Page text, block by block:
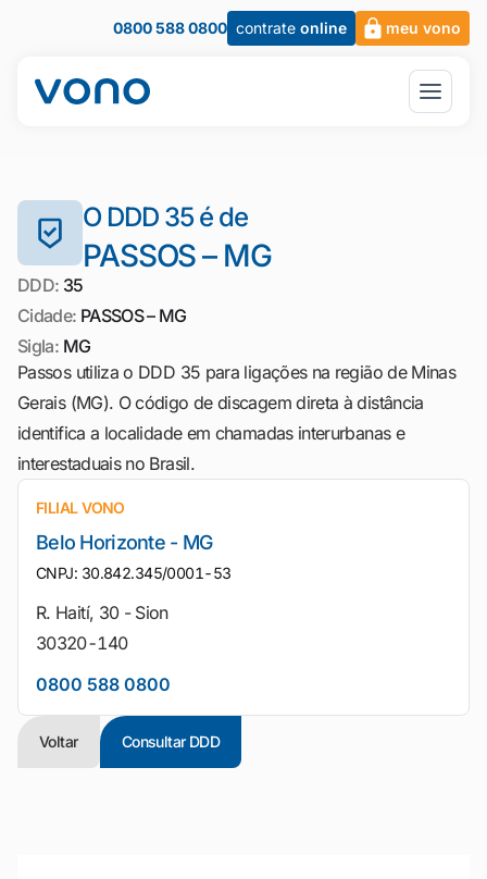
0800 588 0800 contrate online meu vono
O DDD 35 é de
PASSOS – MG
DDD: 35
Cidade: PASSOS – MG
Sigla: MG
Passos utiliza o DDD 35 para ligações na região de Minas
Gerais (MG). O código de discagem direta à distância
identifica a localidade em chamadas interurbanas e
interestaduais no Brasil.
FILIAL VONO
Belo Horizonte - MG
CNPJ: 30.842.345/0001-53
R. Haití, 30 - Sion
30320-140
0800 588 0800
Voltar Consultar DDD